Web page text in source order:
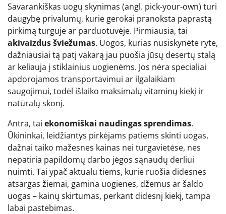
Savarankiškas uogų skynimas (angl. pick-your-own) turi
daugybę privalumų, kurie gerokai pranoksta paprastą
pirkimą turguje ar parduotuvėje. Pirmiausia, tai
akivaizdus šviežumas. Uogos, kurias nusiskynėte ryte,
dažniausiai tą patį vakarą jau puošia jūsų desertų stalą
ar keliauja į stiklainius uogienėms. Jos nėra specialiai
apdorojamos transportavimui ar ilgalaikiam
saugojimui, todėl išlaiko maksimalų vitaminų kiekį ir
natūralų skonį.
Antra, tai ekonomiškai naudingas sprendimas.
Ūkininkai, leidžiantys pirkėjams patiems skinti uogas,
dažnai taiko mažesnes kainas nei turgavietėse, nes
nepatiria papildomų darbo jėgos sąnaudų derliui
nuimti. Tai ypač aktualu tiems, kurie ruošia didesnes
atsargas žiemai, gamina uogienes, džemus ar šaldo
uogas – kainų skirtumas, perkant didesnį kiekį, tampa
labai pastebimas.